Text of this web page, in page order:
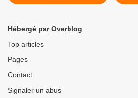
Hébergé par Overblog
Top articles
Pages
Contact
Signaler un abus